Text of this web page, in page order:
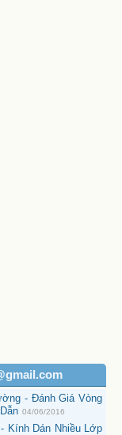
- Đánh Giá Vòng
04/06/2016
Kính Dán Nhiều Lớp